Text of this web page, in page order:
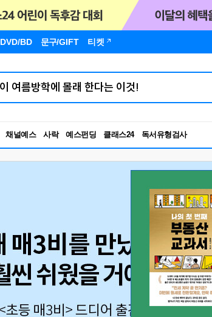
DVD/BD 문구/GIFT 티켓
채널예스 사락 예스펀딩 클래스24
독서유형검사
RBTI Lab
독서유형검사